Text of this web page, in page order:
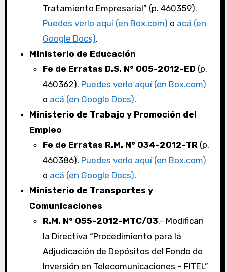
Tratamiento Empresarial” (p. 460359).
Puedes verlo aquí (en Box.com) o acá (en
Google Docs).
Ministerio de Educación
Fe de Erratas D.S. N° 005-2012-ED (p.
460362). Puedes verlo aquí (en Box.com)
o acá (en Google Docs).
Ministerio de Trabajo y Promoción del
Empleo
Fe de Erratas R.M. N° 034-2012-TR (p.
460386). Puedes verlo aquí (en Box.com)
o acá (en Google Docs).
Ministerio de Transportes y
Comunicaciones
R.M. N° 055-2012-MTC/03.- Modifican
la Directiva “Procedimiento para la
Adjudicación de Depósitos del Fondo de
Inversión en Telecomunicaciones – FITEL”